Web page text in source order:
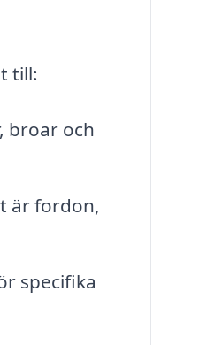
till:
broar och
är fordon,
specifika